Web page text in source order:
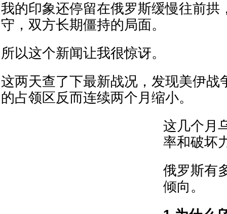
我的印象还停留在俄罗斯缓慢往前拱
守，双方长期僵持的局面。
所以这个新闻让我很惊讶。
这两天查了下最新战况，发现美伊战
的占领区反而连续两个月缩小。
这几个月
率和破坏
俄罗斯有
倾向。